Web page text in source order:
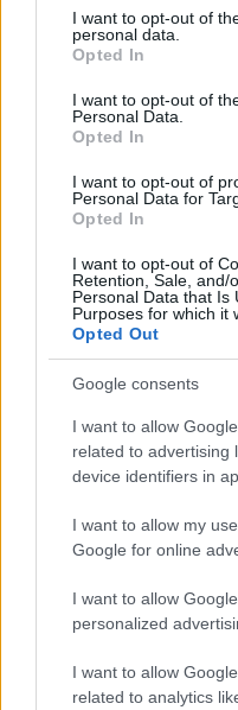
not limited to your visit or
grant or deny consent to
use your data for below
consent section.
I want to opt-out of
personal data.
Opted In
I want to opt-out of
Personal Data.
Opted In
I want to opt-out of
Personal Data for
Opted In
I want to opt-out of
Retention, Sale, and/
Personal Data that Is
Purposes for which it
Opted Out
Google consents
I want to allow
related to advertising
device identifiers in
I want to allow my
Google for online
I want to allow
personalized
I want to allow
related to analytics
γέμισε η Ιταλίδα»: Η
ανέφερε
Ένα ζωντανό
km της Πατησίων
Η Ιουλία Καλλιμάνη
νόμισμα: «Εσένα σου